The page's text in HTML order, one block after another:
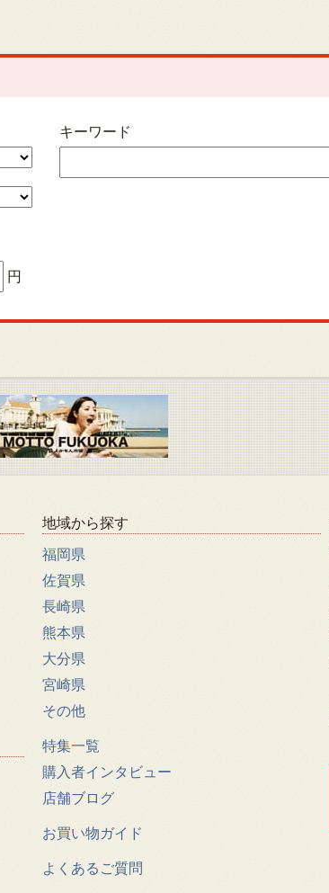
キーワード
円
地域から探す
福岡県
佐賀県
長崎県
熊本県
大分県
宮崎県
その他
特集一覧
購入者インタビュー
店舗ブログ
お買い物ガイド
よくあるご質問